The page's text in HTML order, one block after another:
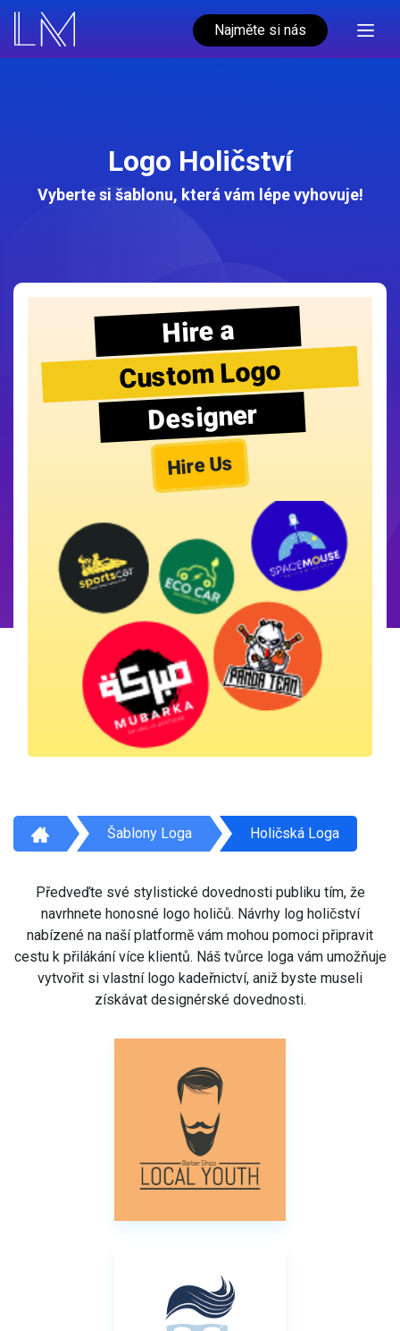
Najměte si nás
Logo Holičství
Vyberte si šablonu, která vám lépe vyhovuje!
Hire a
Custom Logo
Designer
Hire Us
Šablony Loga Holičská Loga
Předveďte své stylistické dovednosti publiku tím, že
navrhnete honosné logo holičů. Návrhy log holičství
nabízené na naší platformě vám mohou pomoci připravit
cestu k přilákání více klientů. Náš tvůrce loga vám umožňuje
vytvořit si vlastní logo kadeřnictví, aniž byste museli
získávat designérské dovednosti.